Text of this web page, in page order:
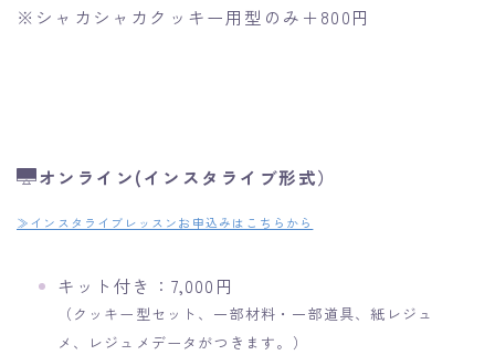
※シャカシャカクッキー用型のみ＋800円
オンライン(インスタライブ形式）
≫インスタライブレッスンお申込みはこちらから
キット付き：7,000円
（クッキー型セット、一部材料・一部道具、紙レジュ
メ、レジュメデータがつきます。 ）